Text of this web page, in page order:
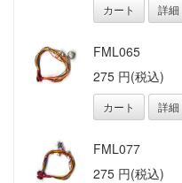
カート 詳細
FML065
275 円(税込)
カート 詳細
FML077
275 円(税込)